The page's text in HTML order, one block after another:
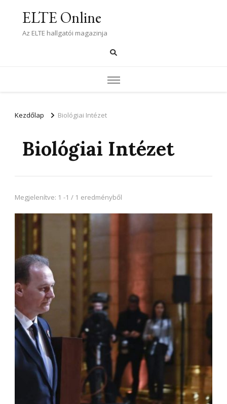
ELTE Online
Az ELTE hallgatói magazinja
Kezdőlap Biológiai Intézet
Biológiai Intézet
Megjelenítve: 1 -1 / 1 eredményből